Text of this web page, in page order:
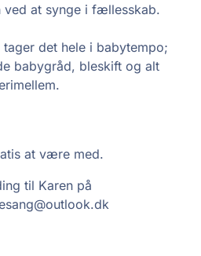
at synge i fællesskab.
det hele i babytempo;
babygråd, bleskift og alt
at være med.
til Karen på